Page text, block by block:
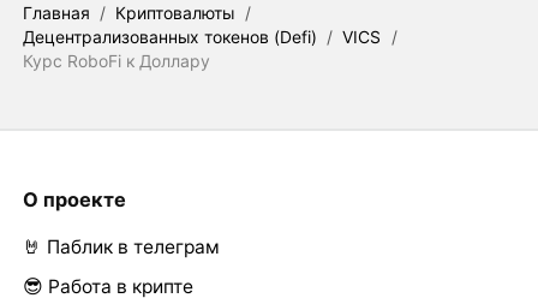
Главная / Криптовалюты /
Децентрализованных токенов (Defi) / VICS
/
Курс RoboFi к Доллару
О проекте
🤘 Паблик в телеграм
😎 Работа в крипте